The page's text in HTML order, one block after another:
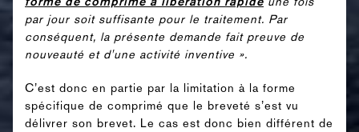
par jour soit suffisante pour le traitement. Par
conséquent, la présente demande fait preuve de
nouveauté et d'une activité inventive ».
C’est donc en partie par la limitation à la forme
spécifique de comprimé que le breveté s’est vu
délivrer son brevet. Le cas est donc bien différent de